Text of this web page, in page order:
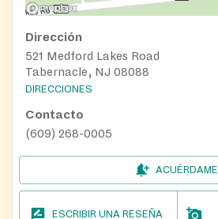
Dirección
521 Medford Lakes Road
Tabernacle, NJ 08088
DIRECCIONES
Contacto
(609) 268-0005
ACUÉRDAME
ESCRIBIR UNA RESEÑA